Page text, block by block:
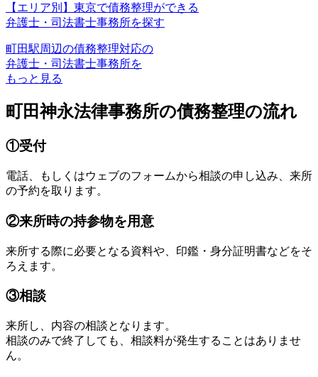
【エリア別】東京で債務整理ができる
弁護士・司法書士事務所を探す
町田駅周辺の債務整理対応の
弁護士・司法書士事務所を
もっと見る
町田神永法律事務所の債務整理の流れ
①受付
電話、もしくはウェブのフォームから相談の申し込み、来所
の予約を取ります。
②来所時の持参物を用意
来所する際に必要となる資料や、印鑑・身分証明書などをそ
ろえます。
③相談
来所し、内容の相談となります。
相談のみで終了しても、相談料が発生することはありませ
ん。